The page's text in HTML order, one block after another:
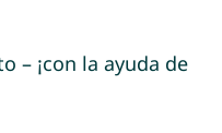
– ¡con la ayuda de